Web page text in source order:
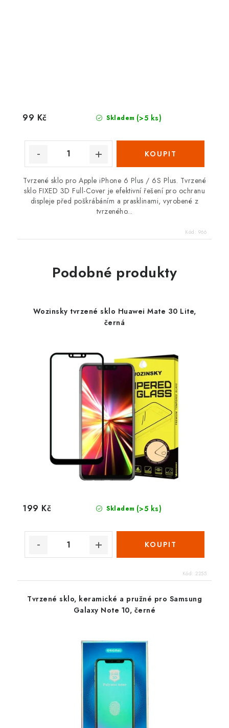
Skladem (>5 ks)
99 Kč
Tvrzené sklo pro Apple iPhone 6 Plus / 6S Plus. Tvrzené
sklo FIXED 3D Full-Cover je efektivní řešení pro ochranu
displeje před poškrábáním a prasklinami, vyrobené z
tvrzeného...
Kód: 966
Podobné produkty
Wozinsky tvrzené sklo Huawei Mate 30 Lite,
černá
Skladem (>5 ks)
199 Kč
Kód: 2255
Tvrzené sklo, keramické a pružné pro Samsung
Galaxy Note 10, černé